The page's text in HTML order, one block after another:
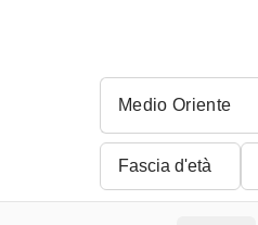
Fascia d'età